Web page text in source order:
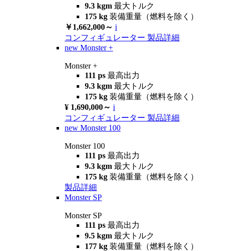
9.3 kgm 最大トルク
175 kg 装備重量（燃料を除く）
￥1,662,000～ i
コンフィギュレーター 製品詳細
new Monster +
Monster +
111 ps 最高出力
9.3 kgm 最大トルク
175 kg 装備重量（燃料を除く）
¥ 1,690,000～ i
コンフィギュレーター 製品詳細
new Monster 100
Monster 100
111 ps 最高出力
9.3 kgm 最大トルク
175 kg 装備重量（燃料を除く）
製品詳細
Monster SP
Monster SP
111 ps 最高出力
9.5 kgm 最大トルク
177 kg 装備重量（燃料を除く）